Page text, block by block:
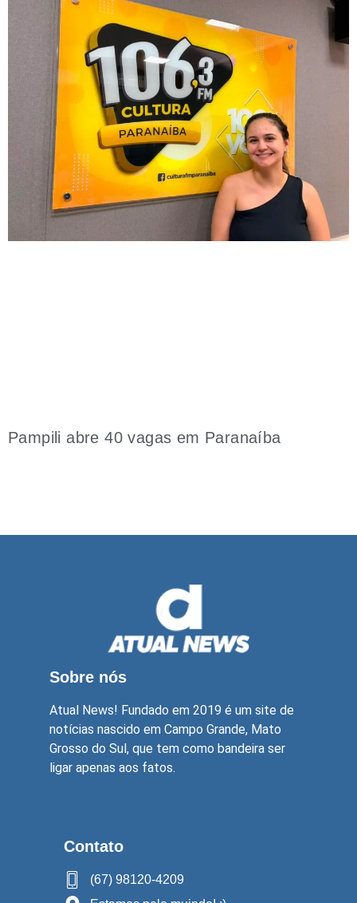
Pampili abre 40 vagas em Paranaíba
Sobre nós
Atual News! Fundado em 2019 é um site de
notícias nascido em Campo Grande, Mato
Grosso do Sul, que tem como bandeira ser
ligar apenas aos fatos.
Contato
(67) 98120-4209